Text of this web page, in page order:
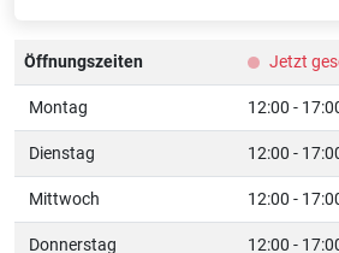
Öffnungszeiten Jetzt
Montag 12:00 -
Dienstag 12:00 -
Mittwoch 12:00 -
Donnerstag 12:00 -